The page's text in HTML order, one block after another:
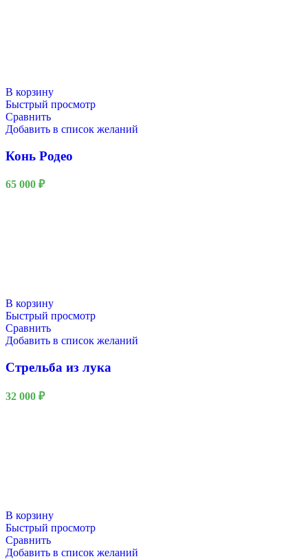
В корзину
Быстрый просмотр
Сравнить
Добавить в список желаний
Конь Родео
65 000 ₽
В корзину
Быстрый просмотр
Сравнить
Добавить в список желаний
Стрельба из лука
32 000 ₽
В корзину
Быстрый просмотр
Сравнить
Добавить в список желаний